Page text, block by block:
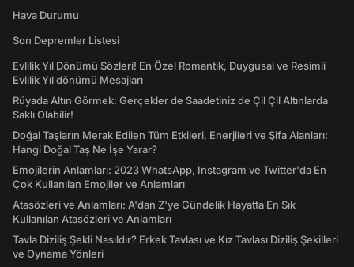
Hava Durumu
Son Depremler Listesi
Evlilik Yıl Dönümü Sözleri! En Özel Romantik, Duygusal ve Resimli
Evlilik Yıl dönümü Mesajları
Rüyada Altın Görmek: Gerçekler de Saadetiniz de Çil Çil Altınlarda
Saklı Olabilir!
Doğal Taşların Merak Edilen Tüm Etkileri, Enerjileri ve Şifa Alanları:
Hangi Doğal Taş Ne İşe Yarar?
Emojilerin Anlamları: 2023 WhatsApp, Instagram ve Twitter'da En
Çok Kullanılan Emojiler ve Anlamları
Atasözleri ve Anlamları: A'dan Z'ye Gündelik Hayatta En Sık
Kullanılan Atasözleri ve Anlamları
Tavla Diziliş Şekli Nasıldır? Erkek Tavlası ve Kız Tavlası Diziliş Şekilleri
ve Oynama Yönleri